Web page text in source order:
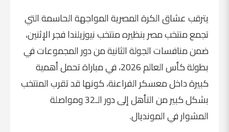
يترقب عشاق الكرة المصرية المواجهة الحاسمة التي
تجمع منتخب مصر بنظيره منتخب نيوزيلندا فجر الإثنين،
ضمن منافسات الجولة الثانية من دور المجموعات في
بطولة كأس العالم 2026، في مباراة تحمل أهمية
كبيرة داخل معسكر الفراعنة، كونها قد تقرب المنتخب
بشكل كبير من التأهل إلى دور الـ32 ومواصلة
المشوار في المونديال.